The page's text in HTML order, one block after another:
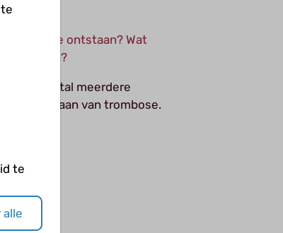
trombose ontstaan? Wat
er meestal meerdere
het ontstaan van trombose.
te